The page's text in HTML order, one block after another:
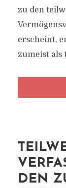
zu den
erscheint,
zumeist als
DEN